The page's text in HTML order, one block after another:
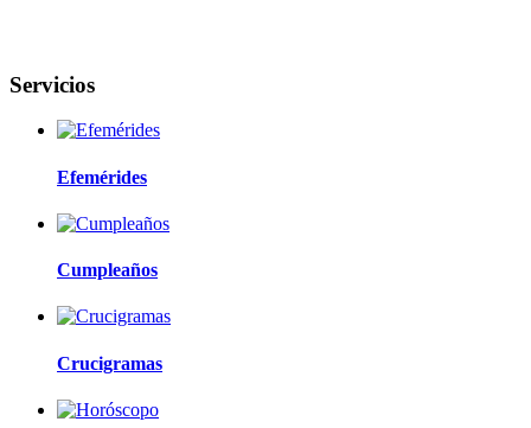
Servicios
Efemérides
Cumpleaños
Crucigramas